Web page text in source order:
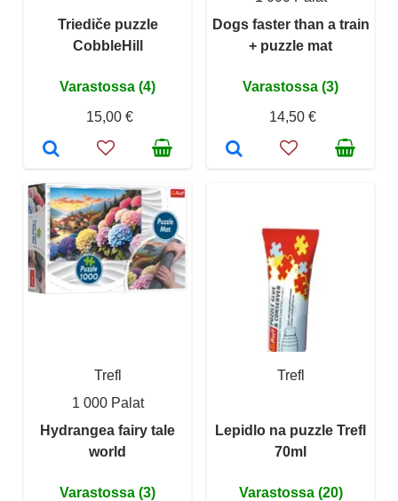
Triediče puzzle
CobbleHill
Varastossa (4)
15,00 €
Dogs faster than a train
+ puzzle mat
Varastossa (3)
14,50 €
Trefl
1 000 Palat
Hydrangea fairy tale
world
Varastossa (3)
Trefl
Lepidlo na puzzle Trefl
70ml
Varastossa (20)